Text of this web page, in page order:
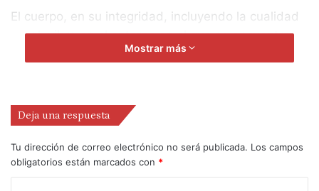
El cuerpo, en su integridad, incluyendo la cualidad
vocal, vibra en el entorno en el que se encuentra
inmerso. Se adapta, se acomoda, se amolda, o
Quizás los únicos momentos en los que
detectamos anomalías expresivas en nuestro
movimiento corporal es cuando nos vemos con
poses y gestos en fotografías o grabaciones
audiovisuales. En esos momentos de
Mostrar más
Deja una respuesta
Tu dirección de correo electrónico no será publicada. Los campos
obligatorios están marcados con *